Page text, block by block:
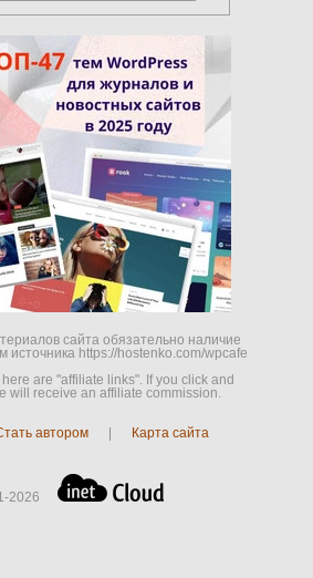
сайта обязательно наличие
источника https://hostenko.com/wpcafe
are "affiliate links". If you click and
will receive an affiliate commission.
автором Карта сайта
2026